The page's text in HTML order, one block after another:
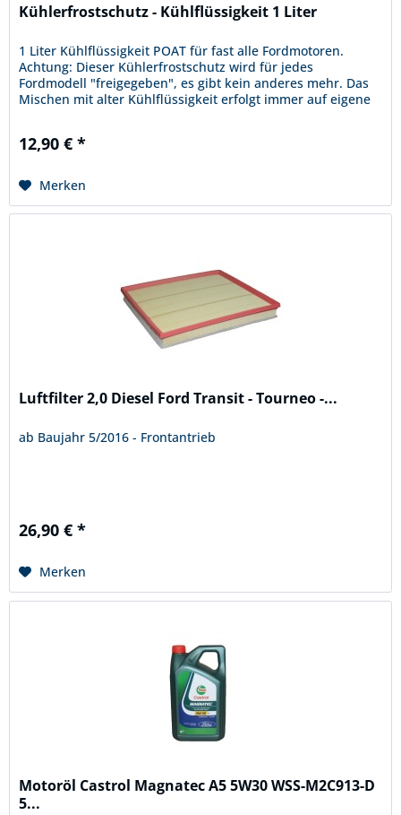
Kühlerfrostschutz - Kühlflüssigkeit 1 Liter
1 Liter Kühlflüssigkeit POAT für fast alle Fordmotoren.
Achtung: Dieser Kühlerfrostschutz wird für jedes
Fordmodell "freigegeben", es gibt kein anderes mehr. Das
Mischen mit alter Kühlflüssigkeit erfolgt immer auf eigene
12,90 € *
Merken
Luftfilter 2,0 Diesel Ford Transit - Tourneo -...
ab Baujahr 5/2016 - Frontantrieb
26,90 € *
Merken
Motoröl Castrol Magnatec A5 5W30 WSS-M2C913-D
5...